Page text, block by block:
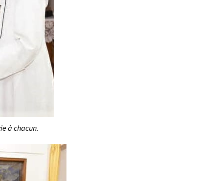
à chacun.